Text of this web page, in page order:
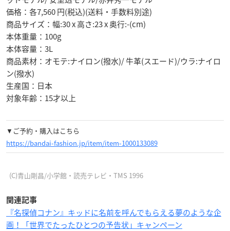
価格：各7,560 円(税込)(送料・手数料別途)
商品サイズ：幅:30 x 高さ:23 x 奥行:-(cm)
本体重量：100g
本体容量：3L
商品素材：オモテ:ナイロン(撥水)/ 牛革(スエード)/ウラ:ナイロ
ン(撥水)
生産国：日本
対象年齢：15才以上
▼ご予約・購入はこちら
https://bandai-fashion.jp/item/item-1000133089
(C)青山剛昌/小学館・読売テレビ・TMS 1996
関連記事
『名探偵コナン』キッドに名前を呼んでもらえる夢のような企
画！「世界でたったひとつの予告状」キャンペーン